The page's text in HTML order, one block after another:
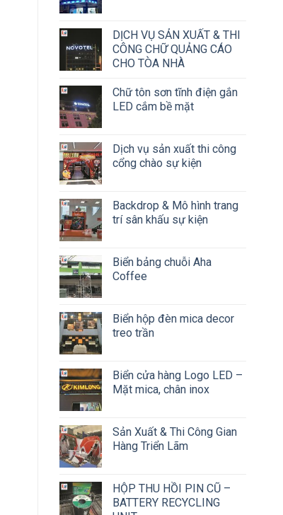
DỊCH VỤ SẢN XUẤT & THI
CÔNG CHỮ QUẢNG CÁO
CHO TÒA NHÀ
Chữ tôn sơn tĩnh điện gắn
LED cắm bề mặt
Dịch vụ sản xuất thi công
cổng chào sự kiện
Backdrop & Mô hình trang
trí sân khấu sự kiện
Biển bảng chuỗi Aha
Coffee
Biển hộp đèn mica decor
treo trần
Biển cửa hàng Logo LED –
Mặt mica, chân inox
Sản Xuất & Thi Công Gian
Hàng Triển Lãm
HỘP THU HỒI PIN CŨ –
BATTERY RECYCLING